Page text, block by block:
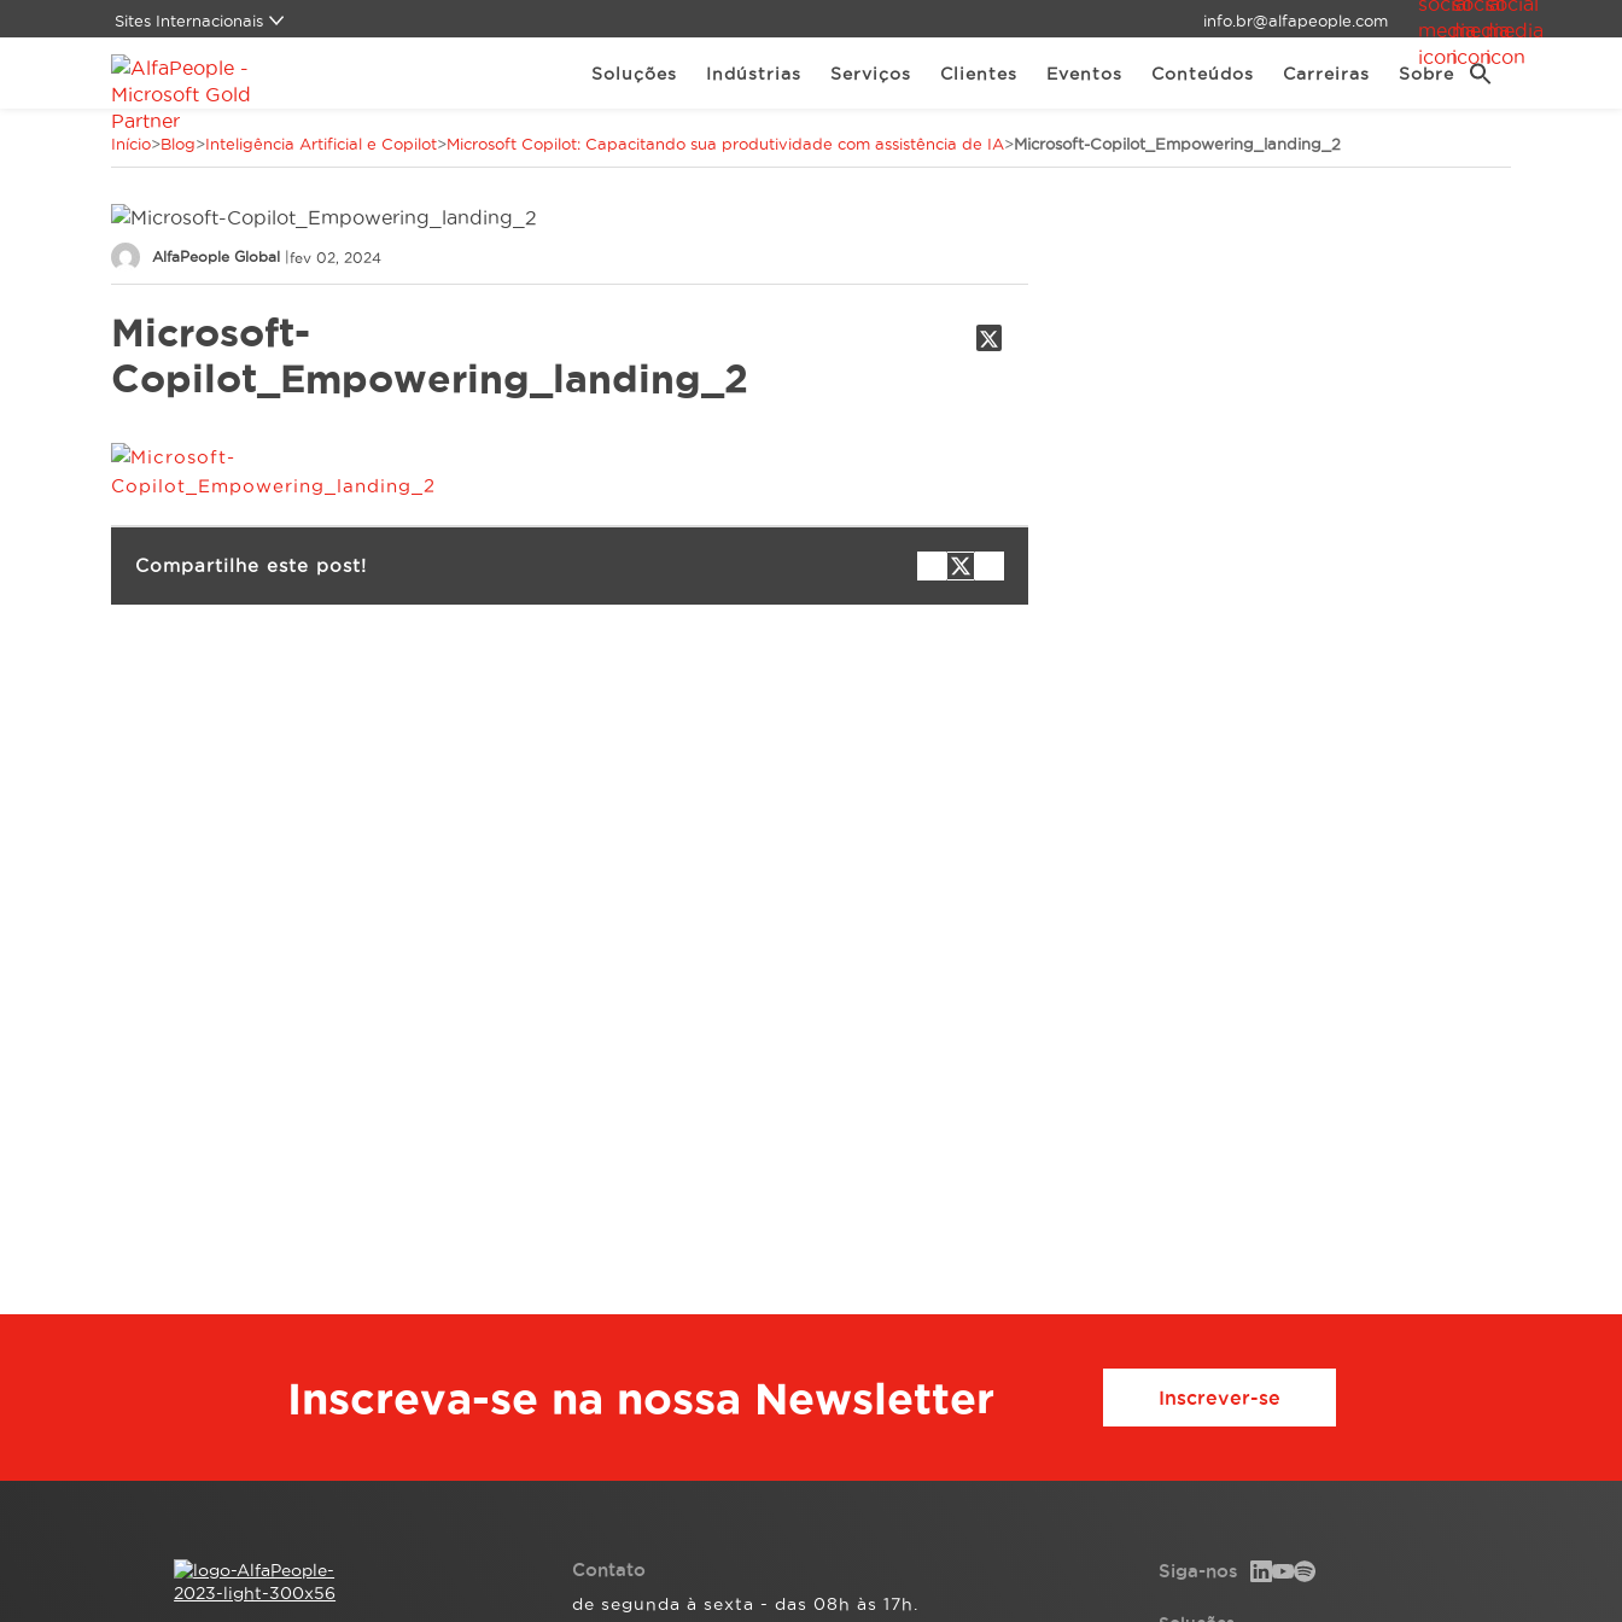
Sites Internacionais
Global
Alemanha
Canadá
China
Espanha
LATAM
Suíça
info.br@alfapeople.com
Soluções Indústrias Serviços Clientes Eventos Conteúdos Carreiras Sobre
Início>Blog>Inteligência Artificial e Copilot>Microsoft Copilot: Capacitando sua produtividade com assistência de IA>Microsoft-Copilot_Empowering_landing_2
AlfaPeople Global |fev 02, 2024
Microsoft-
Copilot_Empowering_landing_2
Compartilhe este post!
Inscreva-se na nossa Newsletter Inscrever-se
Contato
de segunda à sexta - das 08h às 17h.
Siga-nos